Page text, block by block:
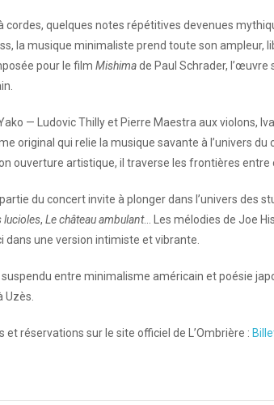
cordes, quelques notes répétitives devenues
la musique minimaliste prend toute son ampleur,
pour le film Mishimade Paul Schrader,
— Ludovic Thilly et Pierre Maestra aux violons,
original qui relie la musique savante à l’univers
ouverture artistique, il traverse les frontières entre
partie du concert invite à plonger dans l’univers des
lucioles, Le château ambulant… Les mélodies de Joe
dans une version intimiste et vibrante.
entre minimalisme américain et poésie
Uzès.
et réservations sur le site officiel de L’Ombrière :